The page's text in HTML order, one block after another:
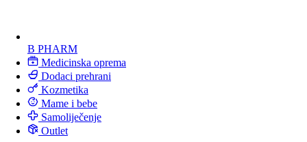
B PHARM
Medicinska oprema
Dodaci prehrani
Kozmetika
Mame i bebe
Samoliječenje
Outlet